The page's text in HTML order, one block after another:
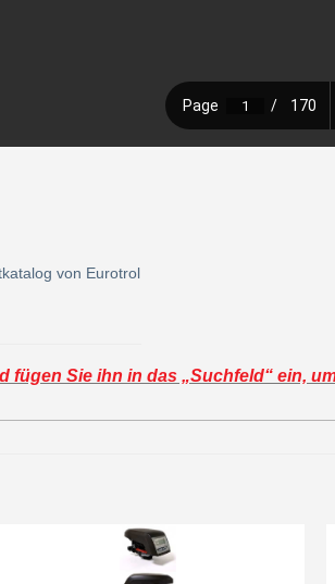
von Eurotrol
Sie ihn in das „Suchfeld“ ein,